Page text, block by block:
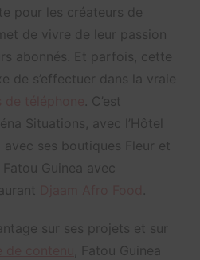
pour les créateurs de
de vivre de leur passion
abonnés. Et parfois, cette
de s’effectuer dans la vraie
. C’est
Situations, avec l’Hôtel
ses boutiques Fleur et
Guinea avec
sur ses projets et sur
, Fatou Guinea